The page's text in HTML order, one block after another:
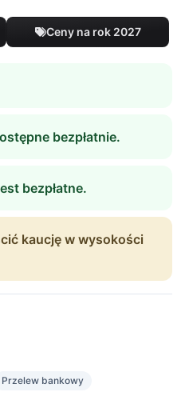
Ceny na rok 2027
bezpłatnie.
bezpłatne.
kaucję w wysokości
Przelew bankowy